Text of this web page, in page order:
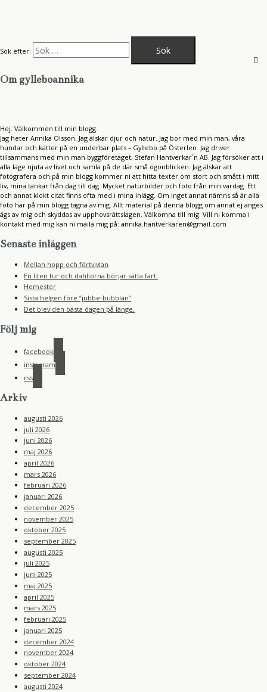
Sök efter:
Om gylleboannika
Hej. Välkommen till min blogg.
Jag heter Annika Olsson. Jag älskar djur och natur. Jag bor med min man, våra
hundar och katter på en underbar plats – Gyllebo på Österlen. Jag driver
tillsammans med min man byggföretaget, Stefan Hantverkar´n AB. Jag försöker att i
alla läge njuta av livet och samla på de där små ögonblicken. Jag älskar att
fotografera och på min blogg kommer ni att hitta texter om stort och smått i mitt
liv, mina tankar från dag till dag. Mycket naturbilder och foto från min vardag. Ett
och annat klokt citat finns ofta med i mina inlägg. Om inget annat nämns så är alla
foto här på min blogg tagna av mig. Allt material på denna blogg om annat ej anges
ägs av mig och skyddas av upphovsrättslagen. Välkomna till mig. Vill ni komma i
kontakt med mig kan ni maila mig på: annika.hantverkaren@gmail.com
Senaste inläggen
Mellan hopp och förtvivlan
En liten tur och dahliorna börjar sätta fart.
Hemester
Sista helgen före ”jubbe-bubblan”
Det blev den bästa dagen på länge.
Följ mig
facebook
instagram
rss
Arkiv
augusti 2026
juli 2026
juni 2026
maj 2026
april 2026
mars 2026
februari 2026
januari 2026
december 2025
november 2025
oktober 2025
september 2025
augusti 2025
juli 2025
juni 2025
maj 2025
april 2025
mars 2025
februari 2025
januari 2025
december 2024
november 2024
oktober 2024
september 2024
augusti 2024